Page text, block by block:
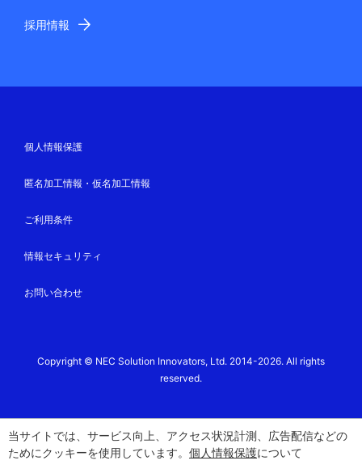
当サイトでは、サービス向上、アクセス状況計測、広告配信などの
ためにクッキーを使用しています。 個人情報保護について
採用情報
個人情報保護
匿名加工情報・仮名加工情報
ご利用条件
情報セキュリティ
お問い合わせ
Copyright © NEC Solution Innovators, Ltd. 2014-2026. All rights
reserved.